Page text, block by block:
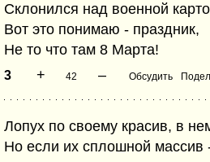
Склонился над военной
Вот это понимаю - праздник,
Не то что там 8 Марта!
3 + 42 – Обсудить
Лопух по своему красив, в
Но если их сплошной массив